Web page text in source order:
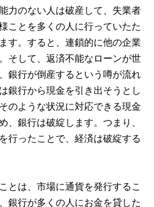
力のない人は破産して、失業者
ことを多くの人に行っていたた
す。すると、連鎖的に他の企業
そして、返済不能なローンが世
銀行が倒産するという噂が流れ
銀行から現金を引き出そうとし
のような状況に対応できる現金
、銀行は破綻します。つまり、
行ったことで、経済は破綻する
とは、市場に通貨を発行するこ
銀行が多くの人にお金を貸した